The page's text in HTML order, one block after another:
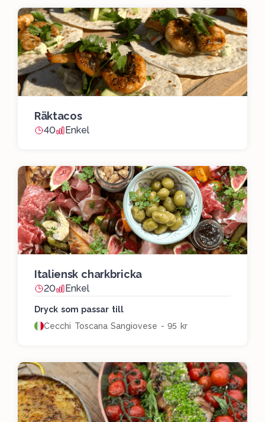
Räktacos
40 Enkel
Italiensk charkbricka
20 Enkel
Dryck som passar till
Cecchi Toscana Sangiovese - 95 kr